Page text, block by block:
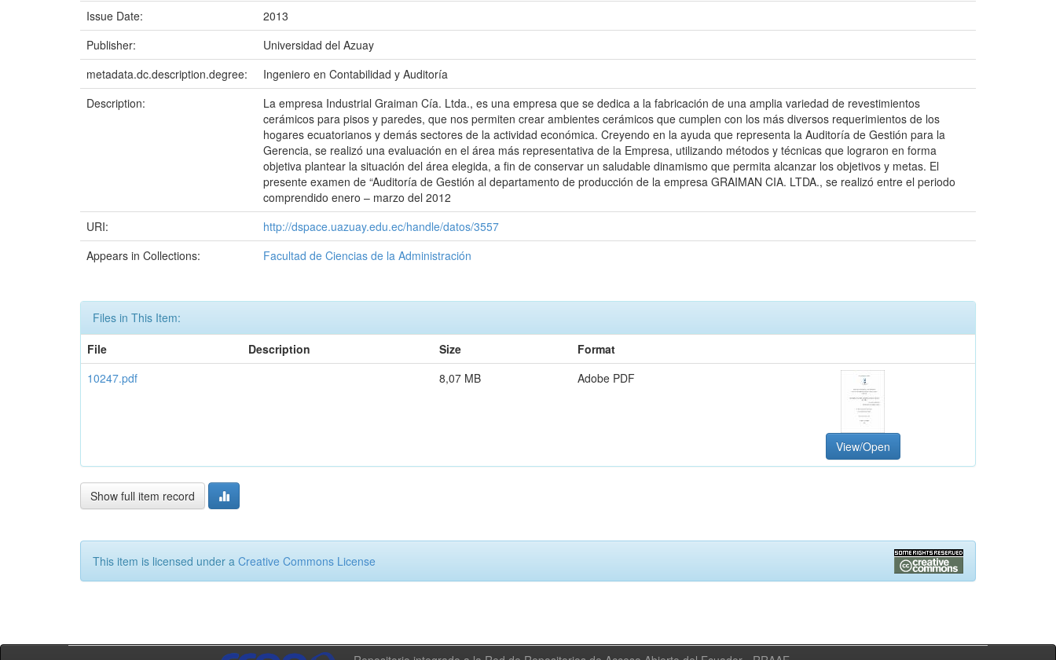
Issue Date:
2013
Publisher:
Universidad del Azuay
metadata.dc.description.degree:
Ingeniero en Contabilidad y Auditoría
Description:
La empresa Industrial Graiman Cía. Ltda., es una empresa que se dedica a la fabricación de una amplia variedad de revestimientos
cerámicos para pisos y paredes, que nos permiten crear ambientes cerámicos que cumplen con los más diversos requerimientos de los
hogares ecuatorianos y demás sectores de la actividad económica. Creyendo en la ayuda que representa la Auditoría de Gestión para la
Gerencia, se realizó una evaluación en el área más representativa de la Empresa, utilizando métodos y técnicas que lograron en forma
objetiva plantear la situación del área elegida, a fin de conservar un saludable dinamismo que permita alcanzar los objetivos y metas. El
presente examen de “Auditoría de Gestión al departamento de producción de la empresa GRAIMAN CIA. LTDA., se realizó entre el periodo
comprendido enero – marzo del 2012
URI:
http://dspace.uazuay.edu.ec/handle/datos/3557
Appears in Collections:
Facultad de Ciencias de la Administración
Files in This Item:
File
Description Size
Format
10247.pdf
8,07 MB Adobe PDF
View/Open
Show full item record
This item is licensed under a Creative Commons License